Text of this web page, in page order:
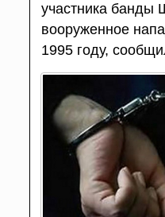
участника банды
вооруженное
1995 году,